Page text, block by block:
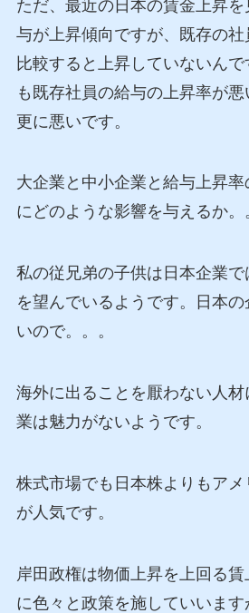
ただ、最近の日本の賃金上昇
与が上昇傾向ですが、既存の社
比較すると上昇していないん
も既存社員の給与の上昇率が
更に悪いです。
大企業と中小企業と給与上昇
にどのような影響を与えるか。
私の従兄弟の子供は日本企業
を望んでいるようです。日本
いので。。。
海外に出ることを厭わない人
業は魅力がないようです。
株式市場でも日本株よりもア
が人気です。
岸田政権は物価上昇を上回る
に色々と政策を施していいま